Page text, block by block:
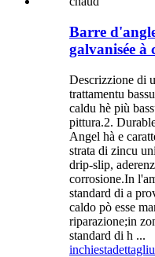
Barre
galvanisée à
Descrizzione di
trattamentu
caldu hè più
pittura.2.
Angel hà e
strata di zincu
drip-slip,
corrosione.In
standard di a
caldo pò esse
riparazione;in
standard di h ...
inchiestadettagliu